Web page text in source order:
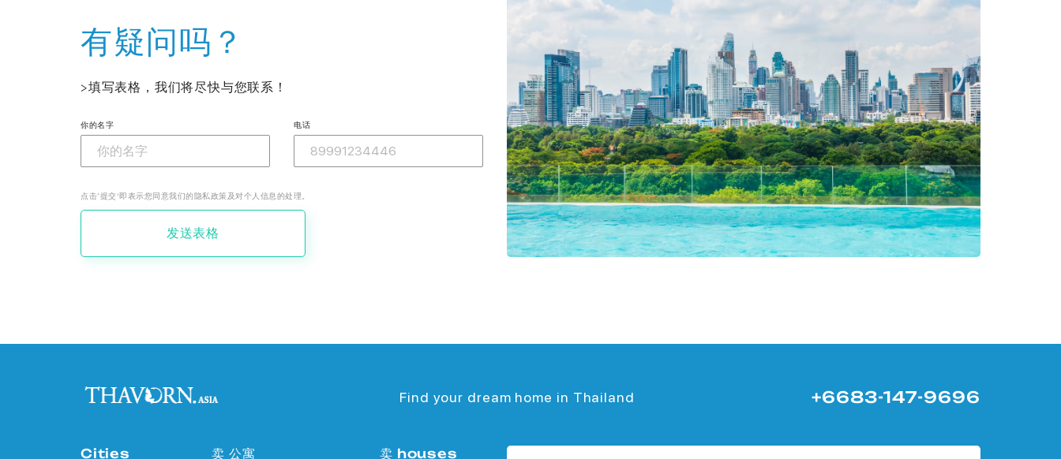
有疑问吗？
>填写表格，我们将尽快与您联系！
你的名字 电话
点击‘提交’即表示您同意我们的隐私政策及对个人信息的处理。
发送表格
Find your dream home in Thailand +6683-147-9696
Cities 卖 公寓 卖 houses